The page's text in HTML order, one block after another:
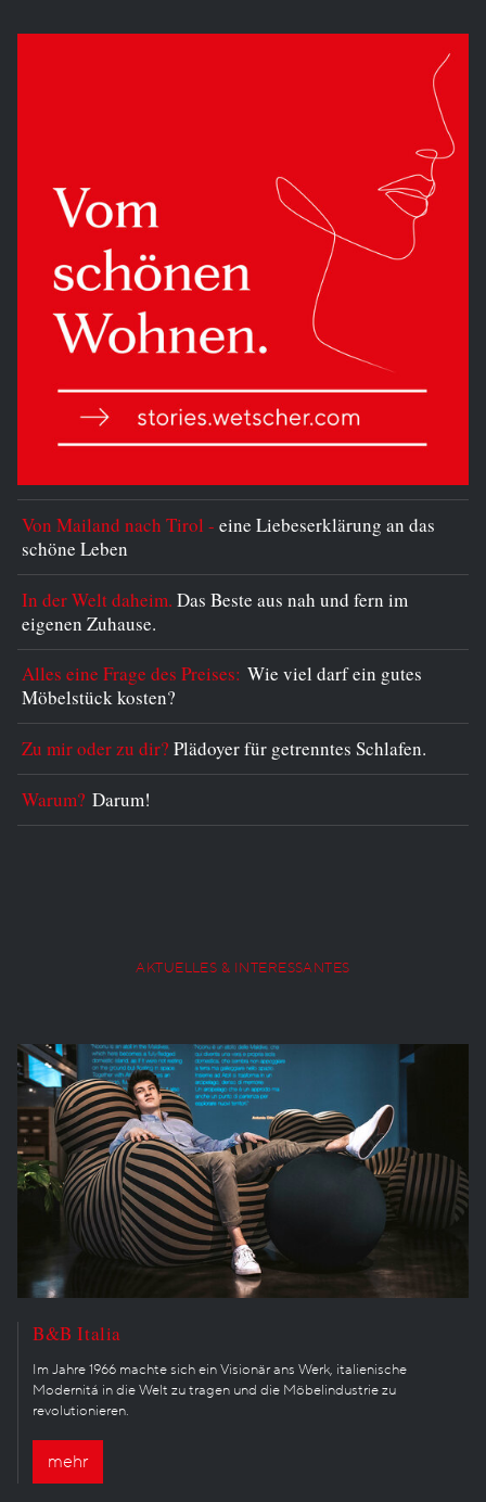
Von Mailand nach Tirol -eine Liebeserklärung an das
schöne Leben
In der Welt daheim.Das Beste aus nah und fern im
eigenen Zuhause.
Alles eine Frage des Preises:Wie viel darf ein gutes
Möbelstück kosten?
Zu mir oder zu dir?Plädoyer für getrenntes Schlafen.
Warum?Darum!
AKTUELLES & INTERESSANTES
B&B Italia
Im Jahre 1966 machte sich ein Visionär ans Werk, italienische
Modernitá in die Welt zu tragen und die Möbelindustrie zu
revolutionieren.
mehr